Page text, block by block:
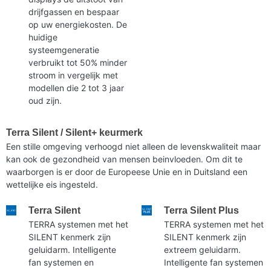
drijfgassen en bespaar
op uw energiekosten. De
huidige
systeemgeneratie
verbruikt tot 50% minder
stroom in vergelijk met
modellen die 2 tot 3 jaar
oud zijn.
Terra Silent / Silent+ keurmerk
Een stille omgeving verhoogd niet alleen de levenskwaliteit maar
kan ook de gezondheid van mensen beinvloeden. Om dit te
waarborgen is er door de Europeese Unie en in Duitsland een
wettelijke eis ingesteld.
Terra Silent
TERRA systemen met het
SILENT kenmerk zijn
geluidarm. Intelligente
fan systemen en
Terra Silent Plus
TERRA systemen met het
SILENT kenmerk zijn
extreem geluidarm.
Intelligente fan systemen